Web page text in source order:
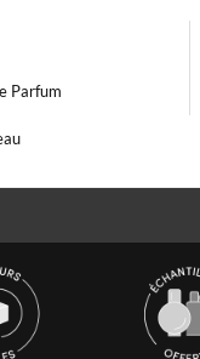
Parfum